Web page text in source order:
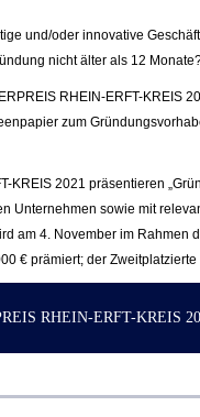
und/oder innovative
nicht älter als 12
RHEIN-ERFT-KREIS
zum
KREIS 2021 präsentieren
Unternehmen sowie mit
am 4. November im Rahmen
€ prämiert; der
RHEIN-ERFT-KREIS